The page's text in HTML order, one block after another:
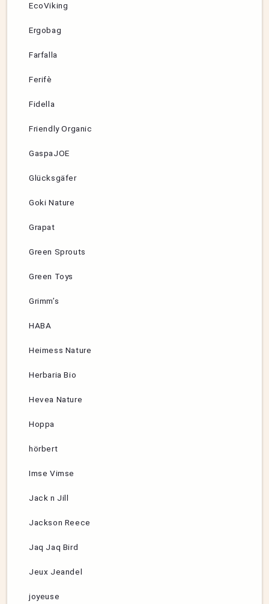
EcoViking
Ergobag
Farfalla
Ferifè
Fidella
Friendly Organic
GaspaJOE
Glücksgäfer
Goki Nature
Grapat
Green Sprouts
Green Toys
Grimm’s
HABA
Heimess Nature
Herbaria Bio
Hevea Nature
Hoppa
hörbert
Imse Vimse
Jack n Jill
Jackson Reece
Jaq Jaq Bird
Jeux Jeandel
joyeuse